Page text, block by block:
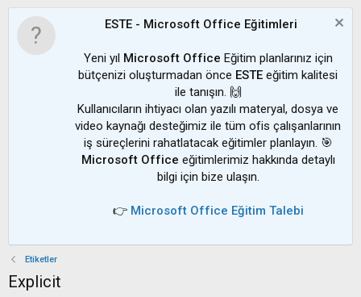
ESTE - Microsoft Office Eğitimleri
Yeni yıl Microsoft Office Eğitim planlarınız için
bütçenizi oluşturmadan önce ESTE eğitim kalitesi
ile tanışın. 🙌
Kullanıcıların ihtiyacı olan yazılı materyal, dosya ve
video kaynağı desteğimiz ile tüm ofis çalışanlarının
iş süreçlerini rahatlatacak eğitimler planlayın. 🎯
Microsoft Office eğitimlerimiz hakkında detaylı
bilgi için bize ulaşın.
👉 Microsoft Office Eğitim Talebi
Etiketler
Explicit